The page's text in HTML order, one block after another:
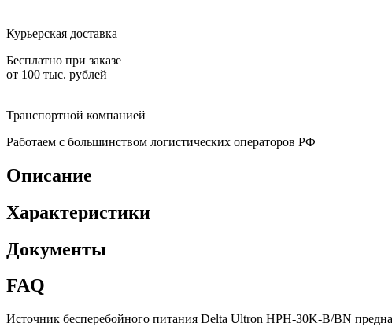
Курьерская доставка
Бесплатно при заказе
от 100 тыс. рублей
Транспортной компанией
Работаем с большинством логистических операторов РФ
Описание
Характеристики
Документы
FAQ
Источник бесперебойного питания Delta Ultron HPH-30K-B/BN